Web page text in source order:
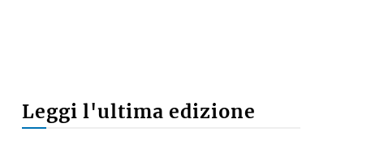
Leggi l'ultima edizione